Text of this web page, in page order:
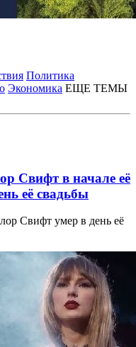
Политика
Экономика ЕЩЕ ТЕМЫ
Свифт в начале её
её свадьбы
Свифт умер в день её